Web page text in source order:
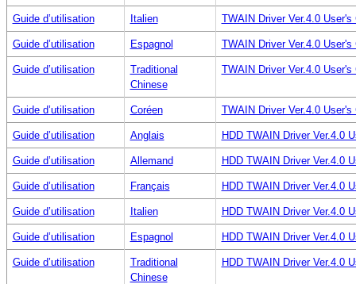
Guide d’utilisation Italien TWAIN Driver Ver.4.0
Guide d’utilisation Espagnol TWAIN Driver Ver.4.0
Guide d’utilisation
Traditional
Chinese
TWAIN Driver Ver.4.0
Guide d’utilisation Coréen TWAIN Driver Ver.4.0
Guide d’utilisation Anglais HDD TWAIN Driver Ver.4.0
Guide d’utilisation Allemand HDD TWAIN Driver Ver.4.0
Guide d’utilisation Français HDD TWAIN Driver Ver.4.0
Guide d’utilisation Italien HDD TWAIN Driver Ver.4.0
Guide d’utilisation Espagnol HDD TWAIN Driver Ver.4.0
Guide d’utilisation
Traditional
Chinese
HDD TWAIN Driver Ver.4.0